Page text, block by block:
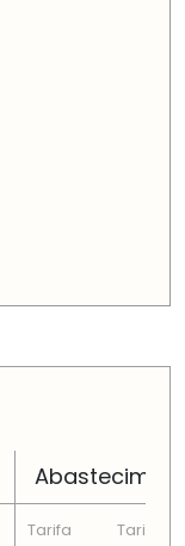
Tarifa
Tarifa